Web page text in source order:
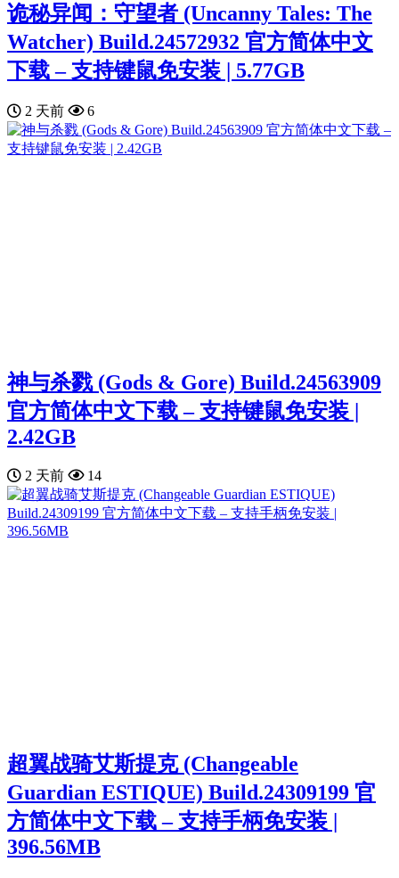
诡秘异闻：守望者 (Uncanny Tales: The
Watcher) Build.24572932 官方简体中文
下载 – 支持键鼠免安装 | 5.77GB
2 天前 6
神与杀戮 (Gods & Gore) Build.24563909
官方简体中文下载 – 支持键鼠免安装 |
2.42GB
2 天前 14
超翼战骑艾斯提克 (Changeable
Guardian ESTIQUE) Build.24309199 官
方简体中文下载 – 支持手柄免安装 |
396.56MB